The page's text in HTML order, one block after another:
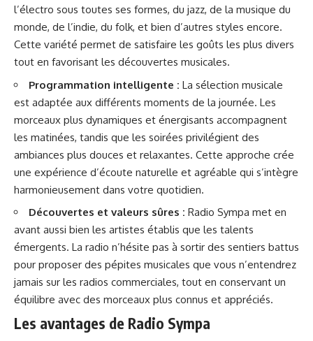
l’électro sous toutes ses formes, du jazz, de la musique du
monde, de l’indie, du folk, et bien d’autres styles encore.
Cette variété permet de satisfaire les goûts les plus divers
tout en favorisant les découvertes musicales.
Programmation intelligente : La sélection musicale
est adaptée aux différents moments de la journée. Les
morceaux plus dynamiques et énergisants accompagnent
les matinées, tandis que les soirées privilégient des
ambiances plus douces et relaxantes. Cette approche crée
une expérience d’écoute naturelle et agréable qui s’intègre
harmonieusement dans votre quotidien.
Découvertes et valeurs sûres : Radio Sympa met en
avant aussi bien les artistes établis que les talents
émergents. La radio n’hésite pas à sortir des sentiers battus
pour proposer des pépites musicales que vous n’entendrez
jamais sur les radios commerciales, tout en conservant un
équilibre avec des morceaux plus connus et appréciés.
Les avantages de Radio Sympa